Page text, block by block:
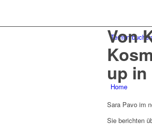
Termin buchen
Home
Von
up
Sara Pavo im
Sie berichten